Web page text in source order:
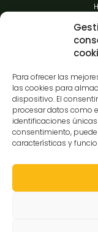
Para ofrecer las
las cookies para
dispositivo. El
procesar datos como
identificaciones únicas
consentimiento,
características y